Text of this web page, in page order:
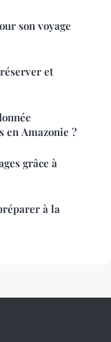
son voyage
et
en Amazonie ?
grâce à
à la